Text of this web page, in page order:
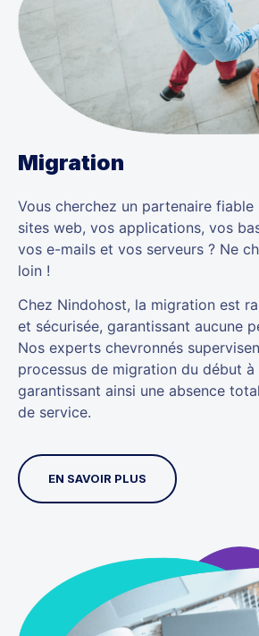
Migration
Vous cherchez un partenaire
sites web, vos applications, vos
vos e-mails et vos serveurs ? Ne
loin !
Chez Nindohost, la migration est
et sécurisée, garantissant aucune
Nos experts chevronnés
processus de migration du début à
garantissant ainsi une absence
de service.
EN SAVOIR PLUS